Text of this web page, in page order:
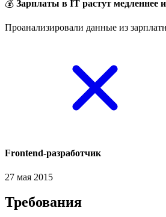
💰 Зарплаты в IT растут медленнее
Проанализировали данные из
Frontend-разработчик
27 мая 2015
Требования